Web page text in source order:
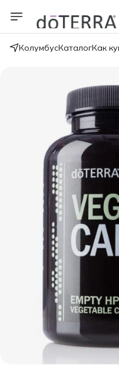
КолумбусКаталогКак